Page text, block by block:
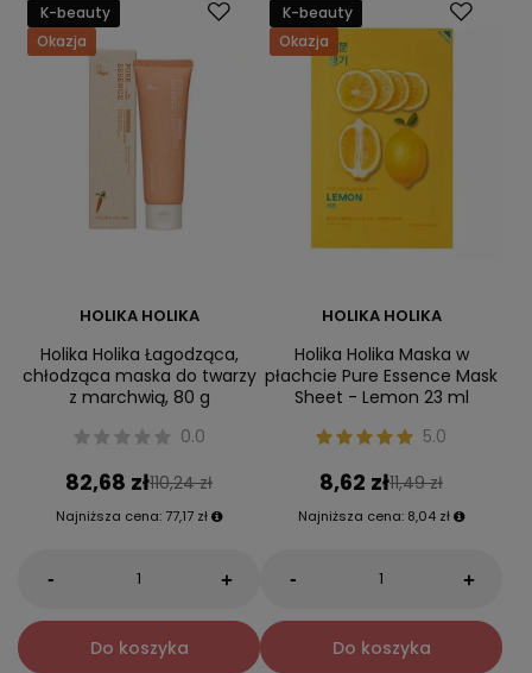
K-beauty
Okazja
HOLIKA HOLIKA
Holika Holika Łagodząca,
chłodząca maska do twarzy
z marchwią, 80 g
0.0
82,68 zł110,24 zł
Najniższa cena: 77,17 zł
- +
Do koszyka
K-beauty
Okazja
HOLIKA HOLIKA
Holika Holika Maska w
płachcie Pure Essence Mask
Sheet - Lemon 23 ml
5.0
8,62 zł11,49 zł
Najniższa cena: 8,04 zł
- +
Do koszyka